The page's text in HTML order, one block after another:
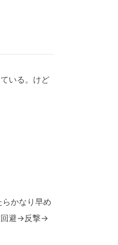
いる。けど
かなり早め
回避→反撃→